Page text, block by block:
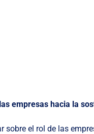
empresas hacia la
sobre el rol de las